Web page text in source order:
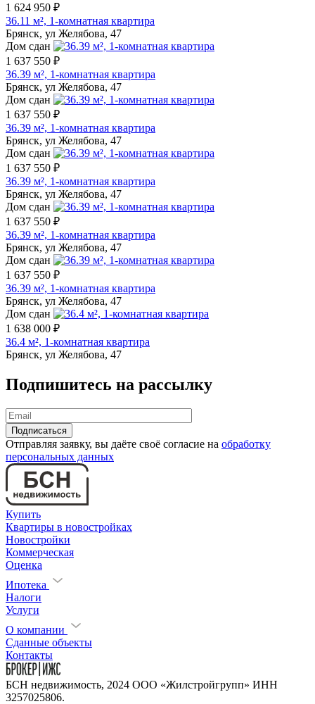
1 624 950 ₽
36.11 м², 1-комнатная квартира
Брянск, ул Желябова, 47
Дом сдан
1 637 550 ₽
36.39 м², 1-комнатная квартира
Брянск, ул Желябова, 47
Дом сдан
1 637 550 ₽
36.39 м², 1-комнатная квартира
Брянск, ул Желябова, 47
Дом сдан
1 637 550 ₽
36.39 м², 1-комнатная квартира
Брянск, ул Желябова, 47
Дом сдан
1 637 550 ₽
36.39 м², 1-комнатная квартира
Брянск, ул Желябова, 47
Дом сдан
1 637 550 ₽
36.39 м², 1-комнатная квартира
Брянск, ул Желябова, 47
Дом сдан
1 638 000 ₽
36.4 м², 1-комнатная квартира
Брянск, ул Желябова, 47
Подпишитесь на рассылку
Отправляя заявку, вы даёте своё согласие на обработку
персональных данных
Купить
Квартиры в новостройках
Новостройки
Коммерческая
Оценка
Ипотека
Налоги
Услуги
О компании
Сданные объекты
Контакты
БСН недвижимость, 2024 ООО «Жилстройгрупп» ИНН
3257025806.